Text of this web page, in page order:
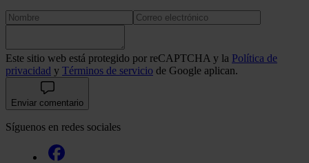
Este sitio web está protegido por reCAPTCHA y la Política de
privacidad y Términos de servicio de Google aplican.
Enviar comentario
Síguenos en redes sociales